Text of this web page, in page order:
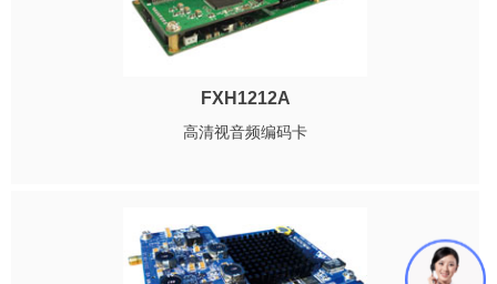
FXH1212A
高清视音频编码卡